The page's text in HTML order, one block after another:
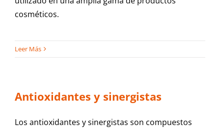
cosméticos.
Leer Más
Antioxidantes y sinergistas
Los antioxidantes y sinergistas son compuestos